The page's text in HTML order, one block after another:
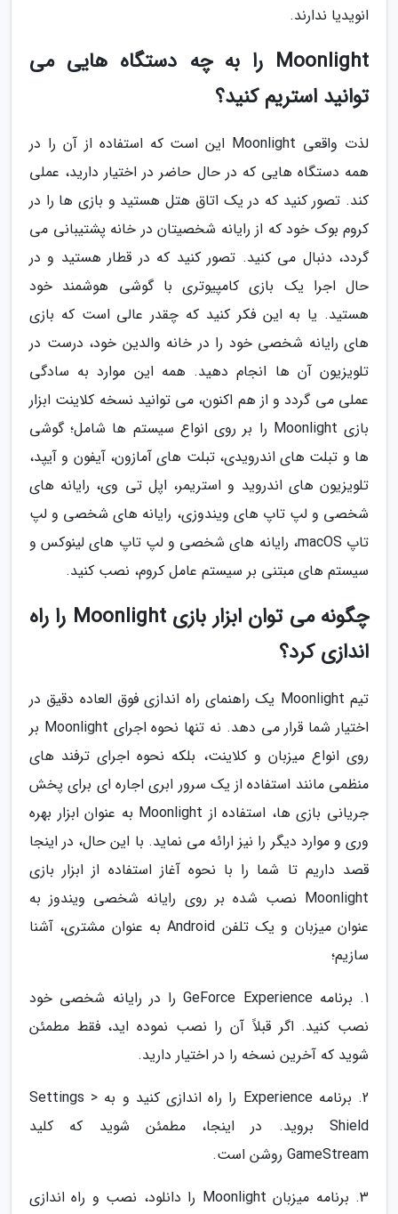
انویدیا ندارند.
Moonlight را به چه دستگاه هایی می
توانید استریم کنید؟
لذت واقعی Moonlight این است که استفاده از آن را در
همه دستگاه هایی که در حال حاضر در اختیار دارید، عملی
کند. تصور کنید که در یک اتاق هتل هستید و بازی ها را در
کروم بوک خود که از رایانه شخصیتان در خانه پشتیبانی می
گردد، دنبال می کنید. تصور کنید که در قطار هستید و در
حال اجرا یک بازی کامپیوتری با گوشی هوشمند خود
هستید. یا به این فکر کنید که چقدر عالی است که بازی
های رایانه شخصی خود را در خانه والدین خود، درست در
تلویزیون آن ها انجام دهید. همه این موارد به سادگی
عملی می گردد و از هم اکنون، می توانید نسخه کلاینت ابزار
بازی Moonlight را بر روی انواع سیستم ها شامل؛ گوشی
ها و تبلت های اندرویدی، تبلت های آمازون، آیفون و آیپد،
تلویزیون های اندروید و استریمر، اپل تی وی، رایانه های
شخصی و لپ تاپ های ویندوزی، رایانه های شخصی و لپ
تاپ macOS، رایانه های شخصی و لپ تاپ های لینوکس و
سیستم های مبتنی بر سیستم عامل کروم، نصب کنید.
چگونه می توان ابزار بازی Moonlight را راه
اندازی کرد؟
تیم Moonlight یک راهنمای راه اندازی فوق العاده دقیق در
اختیار شما قرار می دهد. نه تنها نحوه اجرای Moonlight بر
روی انواع میزبان و کلاینت، بلکه نحوه اجرای ترفند های
منظمی مانند استفاده از یک سرور ابری اجاره ای برای پخش
جریانی بازی ها، استفاده از Moonlight به عنوان ابزار بهره
وری و موارد دیگر را نیز ارائه می نماید. با این حال، در اینجا
قصد داریم تا شما را با نحوه آغاز استفاده از ابزار بازی
Moonlight نصب شده بر روی رایانه شخصی ویندوز به
عنوان میزبان و یک تلفن Android به عنوان مشتری، آشنا
سازیم؛
1. برنامه GeForce Experience را در رایانه شخصی خود
نصب کنید. اگر قبلاً آن را نصب نموده اید، فقط مطمئن
شوید که آخرین نسخه را در اختیار دارید.
2. برنامه Experience را راه اندازی کنید و به Settings >
Shield بروید. در اینجا، مطمئن شوید که کلید
GameStream روشن است.
3. برنامه میزبان Moonlight را دانلود، نصب و راه اندازی